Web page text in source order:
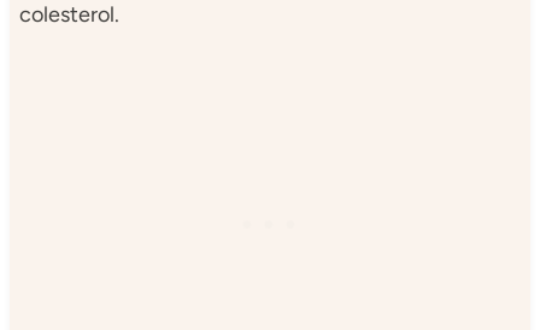
colesterol.